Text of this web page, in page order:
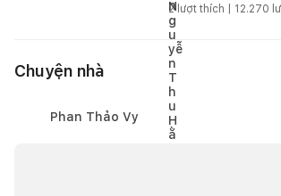
2lượt thích | 12.270
Chuyện nhà
Phan Thảo Vy